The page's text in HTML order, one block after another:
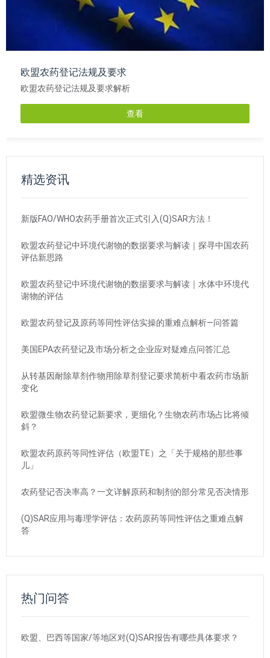
欧盟农药登记法规及要求
欧盟农药登记法规及要求解析
查看
精选资讯
新版FAO/WHO农药手册首次正式引入(Q)SAR方法！
欧盟农药登记中环境代谢物的数据要求与解读｜探寻中国农药
评估新思路
欧盟农药登记中环境代谢物的数据要求与解读｜水体中环境代
谢物的评估
欧盟农药登记及原药等同性评估实操的重难点解析—问答篇
美国EPA农药登记及市场分析之企业应对疑难点问答汇总
从转基因耐除草剂作物用除草剂登记要求简析中看农药市场新
变化
欧盟微生物农药登记新要求，更细化？生物农药市场占比将倾
斜？
欧盟农药原药等同性评估（欧盟TE）之「关于规格的那些事
儿」
农药登记否决率高？一文详解原药和制剂的部分常见否决情形
(Q)SAR应用与毒理学评估：农药原药等同性评估之重难点解
答
热门问答
欧盟、巴西等国家/等地区对(Q)SAR报告有哪些具体要求？